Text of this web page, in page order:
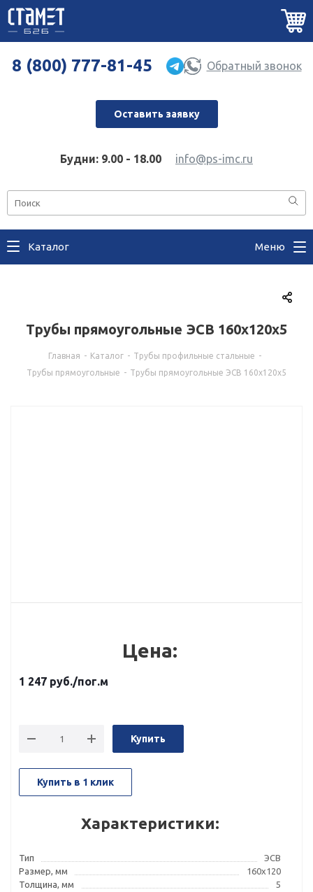
8 (800) 777-81-45 Обратный звонок
Оставить заявку
Будни: 9.00 - 18.00 info@ps-imc.ru
Каталог Меню
Трубы прямоугольные ЭСВ 160х120х5
Главная - Каталог - Трубы профильные стальные -
Трубы прямоугольные - Трубы прямоугольные ЭСВ 160х120х5
Цена:
1 247 руб./пог.м
Купить
Купить в 1 клик
Характеристики:
Тип
ЭСВ
Размер, мм
160x120
Толщина, мм
5